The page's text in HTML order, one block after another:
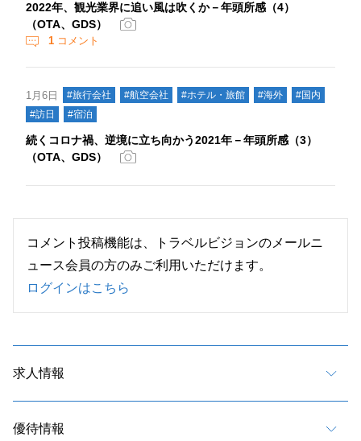
2022年、観光業界に追い風は吹くか－年頭所感（4）
（OTA、GDS）
1 コメント
1月6日 #旅行会社 #航空会社 #ホテル・旅館 #海外
#国内
#訪日
#宿泊
続くコロナ禍、逆境に立ち向かう2021年－年頭所感（3）
（OTA、GDS）
コメント投稿機能は、トラベルビジョンのメールニ
ュース会員の方のみご利用いただけます。
ログインはこちら
求人情報
優待情報